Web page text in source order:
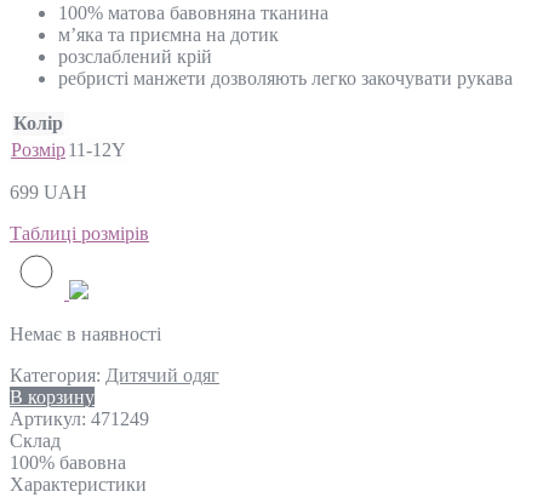
100% матова бавовняна тканина
м’яка та приємна на дотик
розслаблений крій
ребристі манжети дозволяють легко закочувати рукава
Колір
Розмір11-12Y
699 UAH
Таблиці розмірів
Немає в наявності
Категория: Дитячий одяг
В корзину
Артикул: 471249
Склад
100% бавовна
Характеристики